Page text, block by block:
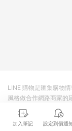
加入筆記 設定到價通
LINE 購物是匯集購物
風格做合作網路商家的
商品至各合作網路商
準。